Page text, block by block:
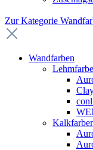
Zur Kategorie
Wandfarben